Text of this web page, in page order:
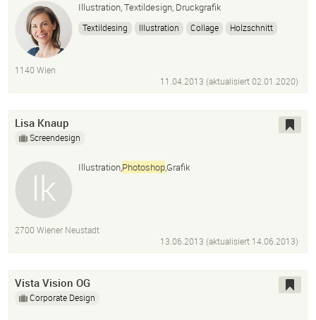
Illustration, Textildesign, Druckgrafik
Textildesing Illustration Collage
Holzschnitt
1140 Wien
11.04.2013 (aktualisiert02.01.2020)
Lisa Knaup
Screendesign
Illustration,Photoshop,Grafik
2700 Wiener Neustadt
13.06.2013 (aktualisiert 14.06.2013)
Vista Vision OG
Corporate Design